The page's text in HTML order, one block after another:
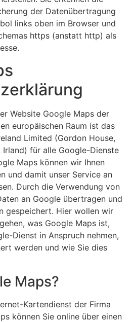
der Datenübertragung
links oben im Browser und
https (anstatt http) als
Website Google Maps der
europäischen Raum ist das
Limited (Gordon House,
für alle Google-Dienste
Maps können wir Ihnen
und damit unser Service an
Durch die Verwendung von
an Google übertragen und
gespeichert. Hier wollen wir
was Google Maps ist,
Dienst in Anspruch nehmen,
werden und wie Sie dies
Maps?
Kartendienst der Firma
können Sie online über einen